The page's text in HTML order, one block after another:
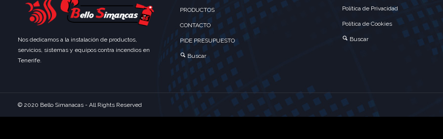
Nos dedicamos a la instalación de productos,
servicios, sistemas y equipos contra incendios en
Tenerife.
PRODUCTOS
CONTACTO
PIDE PRESUPUESTO
Buscar
Política de Privacidad
Política de Cookies
Buscar
© 2020 Bello Simanacas - All Rights Reserved